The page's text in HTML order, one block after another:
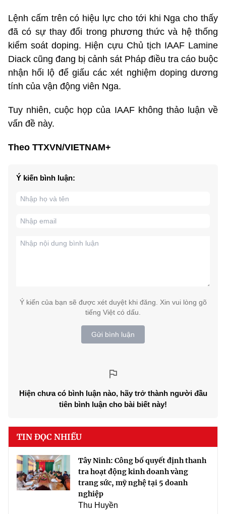
Lệnh cấm trên có hiệu lực cho tới khi Nga cho thấy
đã có sự thay đổi trong phương thức và hệ thống
kiểm soát doping. Hiện cựu Chủ tịch IAAF Lamine
Diack cũng đang bị cảnh sát Pháp điều tra cáo buộc
nhận hối lộ để giấu các xét nghiệm doping dương
tính của vận động viên Nga.
Tuy nhiên, cuộc họp của IAAF không thảo luận về
vấn đề này.
Theo TTXVN/VIETNAM+
Ý kiến bình luận:
Ý kiến của bạn sẽ được xét duyệt khi đăng. Xin vui lòng gõ
tiếng Việt có dấu.
Gửi bình luận
Hiện chưa có bình luận nào, hãy trở thành người đầu
tiên bình luận cho bài biết này!
TIN ĐỌC NHIỀU
Tây Ninh: Công bố quyết định thanh
tra hoạt động kinh doanh vàng
trang sức, mỹ nghệ tại 5 doanh
nghiệp
Thu Huyền